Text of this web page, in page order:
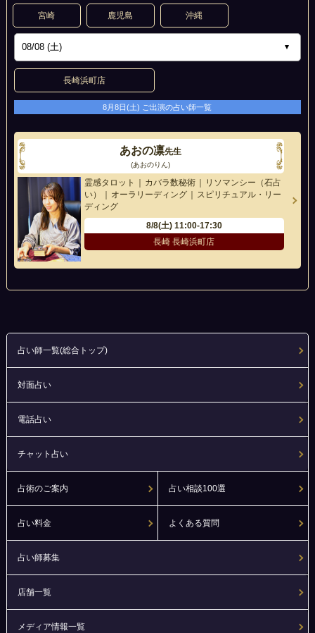
宮崎 鹿児島 沖縄
長崎浜町店
8月8日(土) ご出演の占い師一覧
あおの凛先生
(あおのりん)
霊感タロット カバラ数秘術
リソマンシー（石占
い）
オーラリーディング
スピリチュアル・リー
ディング
8/8(土) 11:00-17:30
長崎 長崎浜町店
占い師一覧(総合トップ)
対面占い
電話占い
チャット占い
占術のご案内 占い相談100選
占い料金 よくある質問
占い師募集
店舗一覧
メディア情報一覧